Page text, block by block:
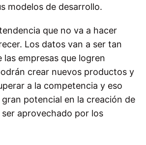
modelos de desarrollo.
que no va a hacer
Los datos van a ser tan
empresas que logren
crear nuevos productos y
a la competencia y eso
potencial en la creación de
aprovechado por los